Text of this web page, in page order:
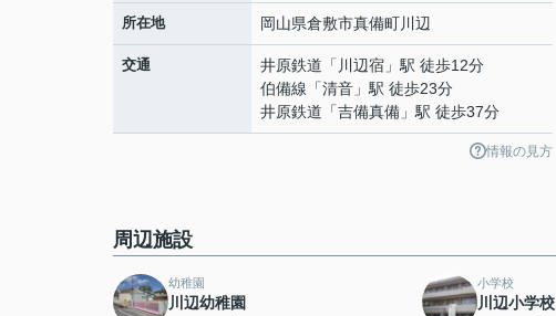
所在地 岡山県倉敷市真備町川辺
交通 井原鉄道 「 川辺宿 」駅 徒歩12分
伯備線 「清音 」駅 徒歩23分
井原鉄道 「吉備真備 」駅 徒歩37分
情報の見方
周辺施設
幼稚園
川辺幼稚園
小学校
川辺小学校